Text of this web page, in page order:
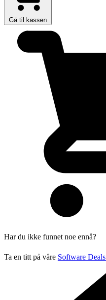
Gå til kassen
Har du ikke funnet noe ennå?
Ta en titt på våre Software Deals